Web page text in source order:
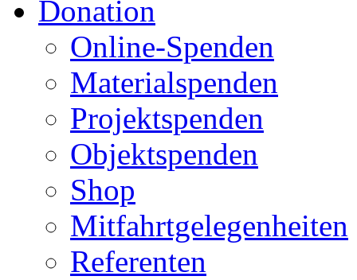
Donation
Online-Spenden
Materialspenden
Projektspenden
Objektspenden
Shop
Mitfahrtgelegenheiten
Referenten